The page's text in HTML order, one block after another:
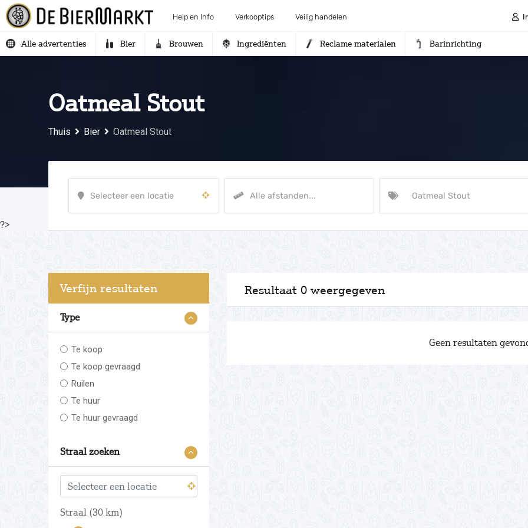
Help en Info Verkooptips Veilig handelen
Alle advertenties Bier Brouwen Ingrediënten Reclame materialen Barinrichting
Oatmeal Stout
Thuis Bier Oatmeal Stout
?>
Verfijn resultaten
Type
Te koop
Te koop gevraagd
Ruilen
Te huur
Te huur gevraagd
Straal zoeken
Straal (30 km)
Resultaat 0 weergegeven
Geen resultaten